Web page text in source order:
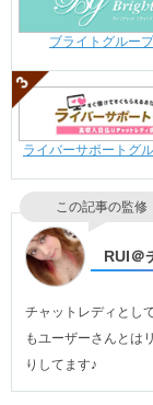
ブライトグルー
ライバーサポートグ
この記事の監修
RUI＠
チャットレディとし
もユーザーさんとは
りしてます♪